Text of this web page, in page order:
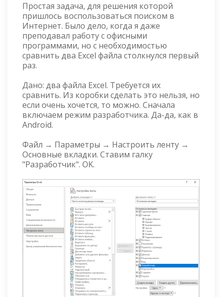
Простая задача, для решения которой
пришлось воспользоваться поиском в
Интернет. Было дело, когда я даже
преподавал работу с офисными
программами, но с необходимостью
сравнить два Excel файла столкнулся первый
раз.
Дано: два файла Excel. Требуется их
сравнить. Из коробки сделать это нельзя, но
если очень хочется, то можно. Сначала
включаем режим разработчика. Да-да, как в
Android.
Файл → Параметры → Настроить ленту →
Основные вкладки. Ставим галку
"Разработчик". OK.